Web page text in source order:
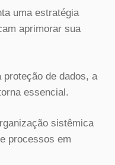
uma estratégia
aprimorar sua
proteção de dados, a
essencial.
sistêmica
processos em